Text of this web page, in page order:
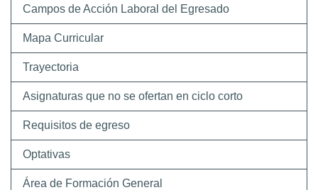
Campos de Acción Laboral del Egresado
Mapa Curricular
Trayectoria
Asignaturas que no se ofertan en ciclo corto
Requisitos de egreso
Optativas
Área de Formación General